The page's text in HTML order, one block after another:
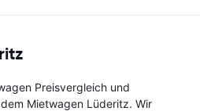
Preisvergleich und
Mietwagen Lüderitz. Wir